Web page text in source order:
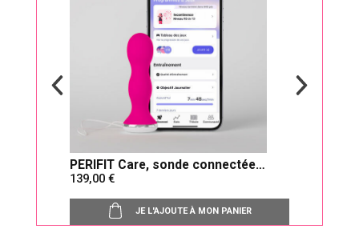
PERIFIT Care, sonde connectée
périnéale
139,00
JE L'AJOUTE À MON PANIER